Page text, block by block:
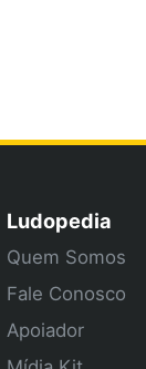
Ludopedia
Quem Somos
Fale Conosco
Apoiador